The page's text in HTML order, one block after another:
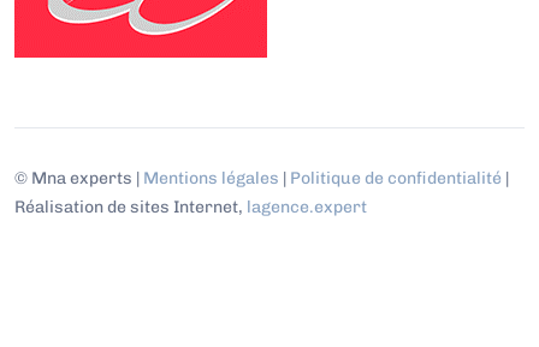
© Mna experts | Mentions légales | Politique de confidentialité |
Réalisation de sites Internet, lagence.expert